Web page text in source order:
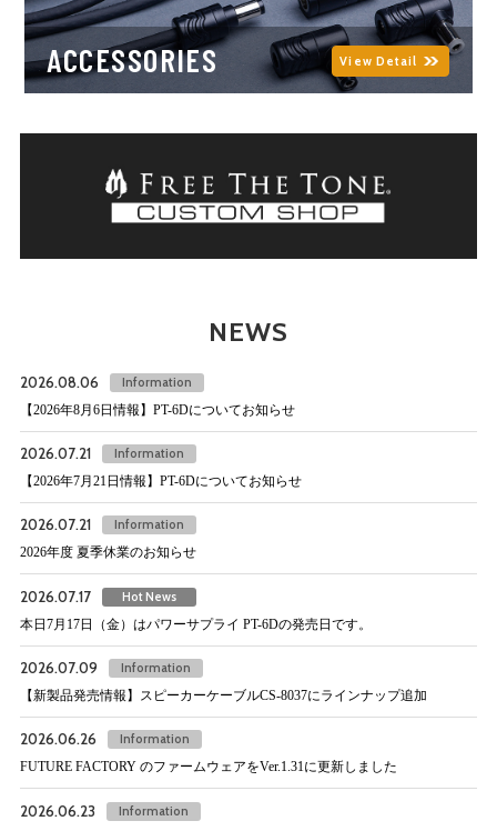
ACCESSORIES View Detail
NEWS
2026.08.06
Information
【2026年8月6日情報】PT-6Dについてお知らせ
2026.07.21
Information
【2026年7月21日情報】PT-6Dについてお知らせ
2026.07.21
Information
2026年度 夏季休業のお知らせ
2026.07.17
Hot News
本日7月17日（金）はパワーサプライ PT-6Dの発売日です。
2026.07.09
Information
【新製品発売情報】スピーカーケーブルCS-8037にラインナップ追加
2026.06.26
Information
FUTURE FACTORY のファームウェアをVer.1.31に更新しました
2026.06.23
Information